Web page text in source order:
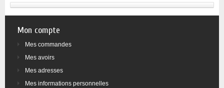
Mon compte
Mes commandes
Mes avoirs
Mes adresses
Mes informations personnelles